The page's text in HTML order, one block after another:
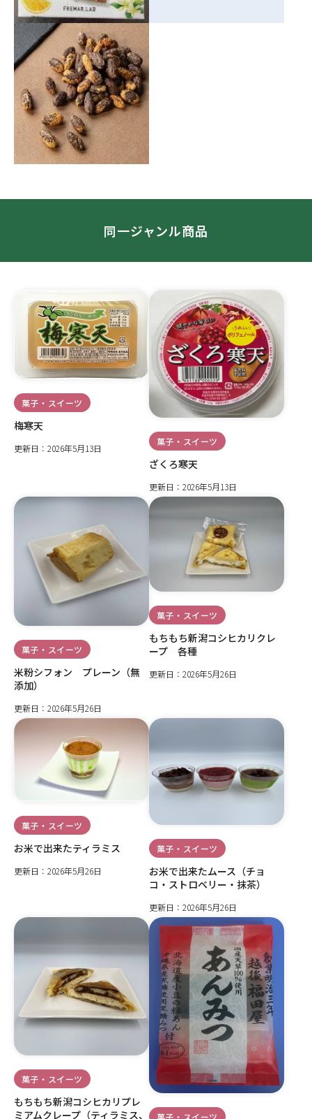
同一ジャンル商品
菓子・スイーツ
梅寒天
更新日：2026年5月13日
菓子・スイーツ
ざくろ寒天
更新日：2026年5月13日
菓子・スイーツ
米粉シフォン プレーン（無
添加）
更新日：2026年5月26日
菓子・スイーツ
もちもち新潟コシヒカリクレ
ープ 各種
更新日：2026年5月26日
菓子・スイーツ
お米で出来たティラミス
更新日：2026年5月26日
菓子・スイーツ
お米で出来たムース（チョ
コ・ストロベリー・抹茶）
更新日：2026年5月26日
菓子・スイーツ
もちもち新潟コシヒカリプレ
ミアムクレープ（ティラミス、
菓子・スイーツ